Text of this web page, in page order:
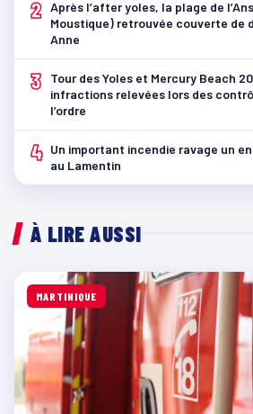
2 Après l’after yoles, la plage de
Moustique) retrouvée couverte de
Anne
3
Tour des Yoles et Mercury Beach
infractions relevées lors des
l’ordre
4 Un important incendie ravage un
au Lamentin
À LIRE AUSSI
MARTINIQUE